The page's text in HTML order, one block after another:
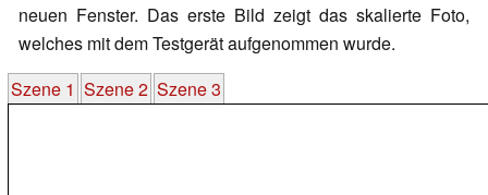
neuen Fenster. Das erste Bild zeigt das skalierte Foto,
welches mit dem Testgerät aufgenommen wurde.
Szene 1 Szene 2 Szene 3